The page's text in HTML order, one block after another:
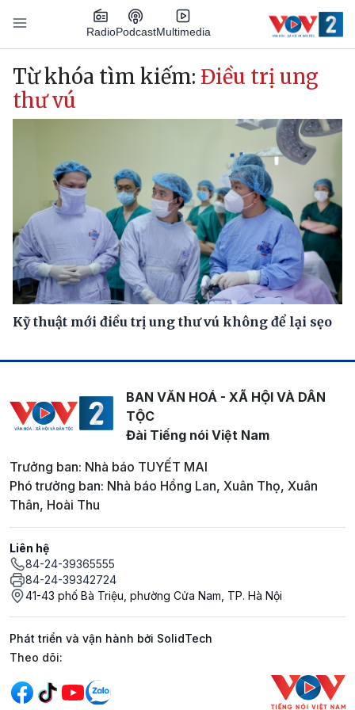
Nhảy đến nội dung
RadioPodcastMultimedia
Main navigation
Từ khóa tìm kiếm: Điều trị ung
thư vú
Kỹ thuật mới điều trị ung thư vú không để lại sẹo
BAN VĂN HOÁ - XÃ HỘI VÀ DÂN
TỘC
Đài Tiếng nói Việt Nam
Trưởng ban: Nhà báo TUYẾT MAI
Phó trưởng ban: Nhà báo Hồng Lan, Xuân Thọ, Xuân
Thân, Hoài Thu
Liên hệ
84-24-39365555
84-24-39342724
41-43 phố Bà Triệu, phường Cửa Nam, TP. Hà Nội
Phát triển và vận hành bởi SolidTech
Mạng xã hội
Theo dõi: